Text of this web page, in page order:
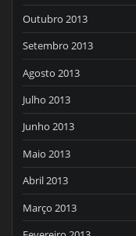
Outubro 2013
Setembro 2013
Agosto 2013
Julho 2013
Junho 2013
Maio 2013
Abril 2013
Março 2013